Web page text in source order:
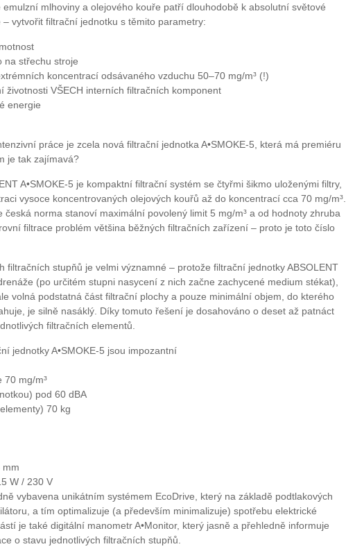
emulzní mlhoviny a olejového kouře patří dlouhodobě k absolutní světové
vytvořit filtrační jednotku s těmito parametry:
na střechu stroje
koncentrací odsávaného vzduchu 50–70 mg/m³ (!)
životnosti VŠECH interních filtračních komponent
energie
práce je zcela nová filtrační jednotka A•SMOKE-5, která má premiéru
je tak zajímavá?
A•SMOKE-5 je kompaktní filtrační systém se čtyřmi šikmo uloženými filtry,
vysoce koncentrovaných olejových kouřů až do koncentrací cca 70 mg/m³.
česká norma stanoví maximální povolený limit 5 mg/m³ a od hodnoty zhruba
filtrace problém většina běžných filtračních zařízení – proto je toto číslo
filtračních stupňů je velmi významné – protože filtrační jednotky ABSOLENT
(po určitém stupni nasycení z nich začne zachycené medium stékat),
volná podstatná část filtrační plochy a pouze minimální objem, do kterého
je silně nasáklý. Díky tomuto řešení je dosahováno o deset až patnáct
filtračních elementů.
jednotky A•SMOKE-5 jsou impozantní
70 mg/m³
pod 60 dBA
70 kg
mm
W / 230 V
vybavena unikátním systémem EcoDrive, který na základě podtlakových
a tím optimalizuje (a především minimalizuje) spotřebu elektrické
je také digitální manometr A•Monitor, který jasně a přehledně informuje
o stavu jednotlivých filtračních stupňů.